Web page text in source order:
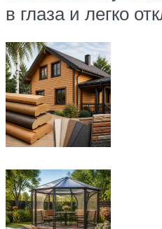
в глаза и легко